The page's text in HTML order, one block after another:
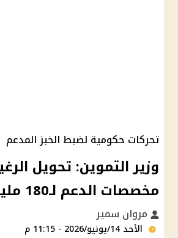
تحركات حكومية لضبط الخبز المدعم
مخصصات الدعم لـ180 مليارًا
مروان سمير
الأحد 14/يونيو/2026 - 11:15 م